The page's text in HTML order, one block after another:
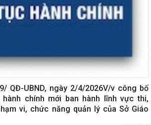
QĐ-UBND, ngày 2/4/2026V/v công bố
chính mới ban hành lĩnh vực thi,
vi, chức năng quản lý của Sở Giáo